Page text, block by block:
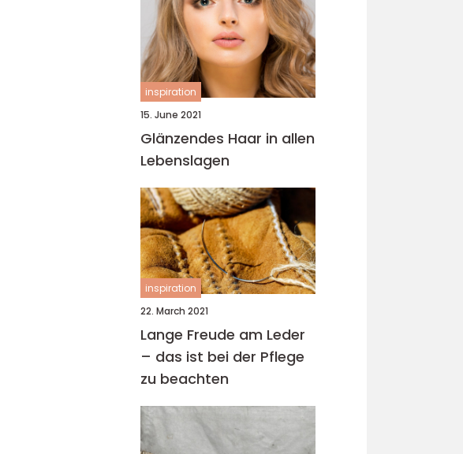
inspiration
15. June 2021
Glänzendes Haar in allen
Lebenslagen
inspiration
22. March 2021
Lange Freude am Leder
– das ist bei der Pflege
zu beachten